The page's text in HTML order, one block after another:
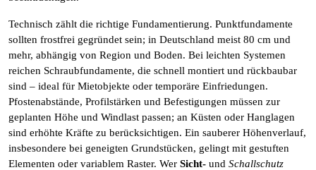
Technisch zählt die richtige Fundamentierung. Punktfundamente
sollten frostfrei gegründet sein; in Deutschland meist 80 cm und
mehr, abhängig von Region und Boden. Bei leichten Systemen
reichen Schraubfundamente, die schnell montiert und rückbaubar
sind – ideal für Mietobjekte oder temporäre Einfriedungen.
Pfostenabstände, Profilstärken und Befestigungen müssen zur
geplanten Höhe und Windlast passen; an Küsten oder Hanglagen
sind erhöhte Kräfte zu berücksichtigen. Ein sauberer Höhenverlauf,
insbesondere bei geneigten Grundstücken, gelingt mit gestuften
Elementen oder variablem Raster. Wer Sicht- und Schallschutz